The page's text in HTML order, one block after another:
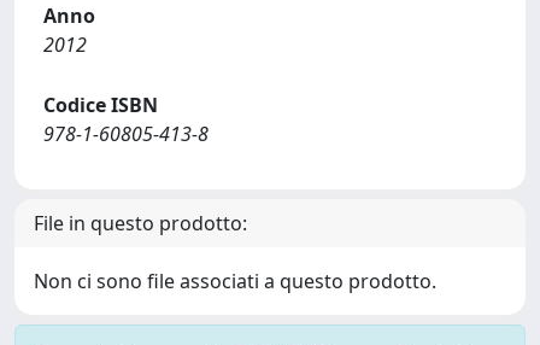
Anno
2012
Codice ISBN
978-1-60805-413-8
File in questo prodotto:
Non ci sono file associati a questo prodotto.